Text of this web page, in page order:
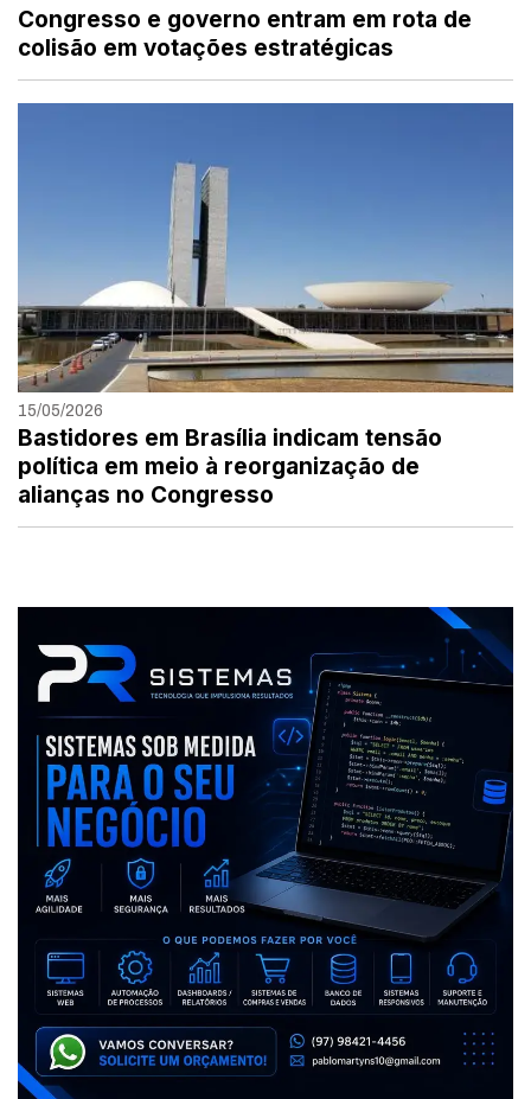
Congresso e governo entram em rota de
colisão em votações estratégicas
15/05/2026
Bastidores em Brasília indicam tensão
política em meio à reorganização de
alianças no Congresso